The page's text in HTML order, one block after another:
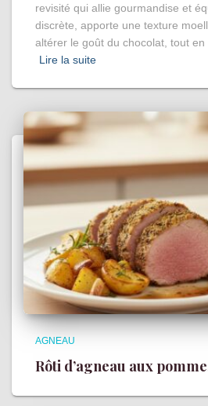
revisité qui allie gourmandise et
discrète, apporte une texture
altérer le goût du chocolat, tout
Lire la suite
AGNEAU
Rôti d’agneau aux